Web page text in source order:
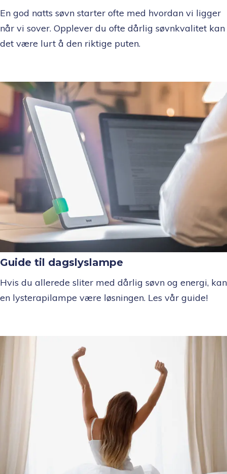
En god natts søvn starter ofte med hvordan vi ligger
når vi sover. Opplever du ofte dårlig søvnkvalitet kan
det være lurt å den riktige puten.
Guide til dagslyslampe
Hvis du allerede sliter med dårlig søvn og energi, kan
en lysterapilampe være løsningen. Les vår guide!